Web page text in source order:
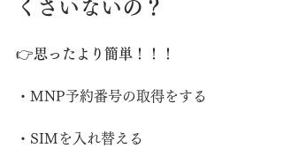
くさいないの？
👉思ったより簡単！！！
・MNP予約番号の取得をする
・SIMを入れ替える